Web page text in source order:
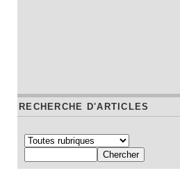
RECHERCHE D'ARTICLES